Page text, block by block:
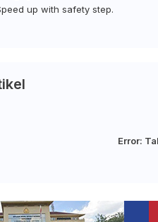
up with safety step.
Error: